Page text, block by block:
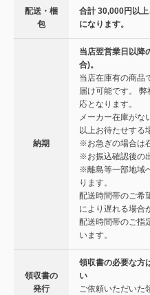
配送・梱
包
合計 30,000円以
になります。
納期
当店翌営業日以降
合)。
当店在庫有の商品
届け可能です。
応となります。
メーカー在庫がな
以上お待たせする
※お急ぎの場合は
※お振込確認後の
※離島等一部地域
ります。
配送時間帯のご希
により遅れる場合
配送時間帯のご指
います。
領収書の
発行
領収書の必要な方
い
ご依頼いただいた